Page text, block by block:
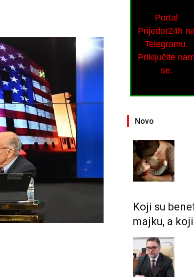
Portal
Prijedor24h
Telegramu.
Priključite nam
se.
Novo
Koji su
majku, a koji